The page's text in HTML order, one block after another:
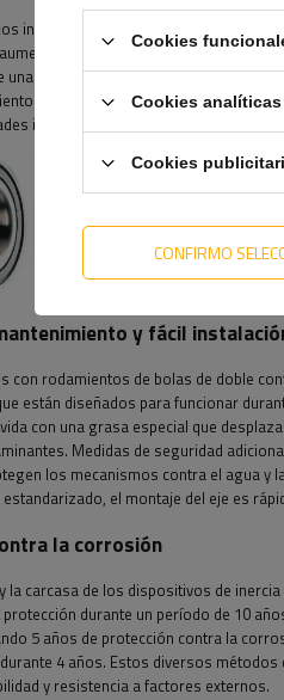
incluye ejes con tambores de freno
la eficiencia del sistema de
fácil extracción de todo el
El enclavamiento especial también
individuales del usuario, lo que
y fácil
con rodamientos de bolas de doble
están diseñados para funcionar
con una grasa especial que
Medidas de seguridad
los mecanismos contra el agua y
el montaje del eje es
la corrosión
la carcasa de los dispositivos de
durante un período de 10
5 años de protección contra la
4 años. Estos diversos
y resistencia a factores externos.
Cookies
Cookies analíticas
Cookies
CONFIRMO